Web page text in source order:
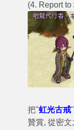
(4. Report to
把"虹光古戒
贊賞, 從密